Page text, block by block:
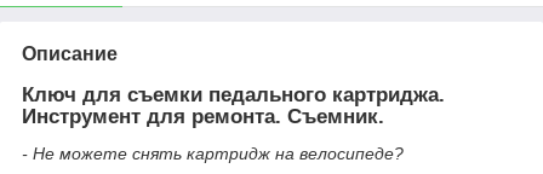
Описание
Ключ для съемки педального картриджа.
Инструмент для ремонта. Съемник.
- Не можете снять картридж на велосипеде?